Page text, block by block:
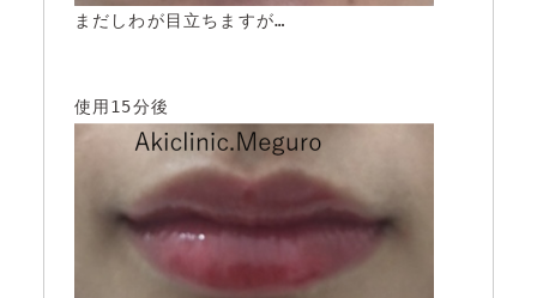
まだしわが目立ちますが…